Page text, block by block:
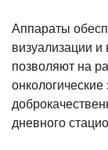
Аппараты
визуализации
позволяют на
дневного